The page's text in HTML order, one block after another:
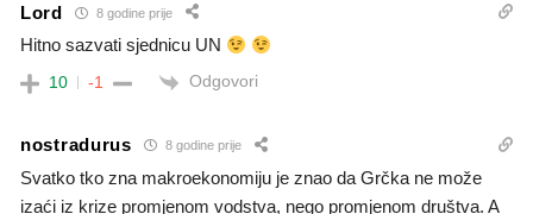
Lord 8 godine prije
Hitno sazvati sjednicu UN
10 -1 Odgovori
nostradurus 8 godine prije
Svatko tko zna makroekonomiju je znao da Grčka ne može
izaći iz krize promjenom vodstva, nego promjenom društva. A